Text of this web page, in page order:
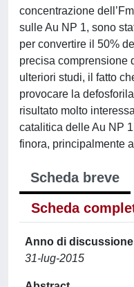
concentrazione
sulle Au NP 1, sono
per convertire il 50%
precisa comprensione
ulteriori studi, il fatto
provocare la
risultato molto
catalitica delle Au NP
finora, principalmente
Scheda breve
Scheda
Anno di discussione
31-lug-2015